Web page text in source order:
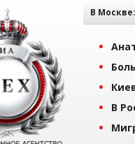
В Москве:
В